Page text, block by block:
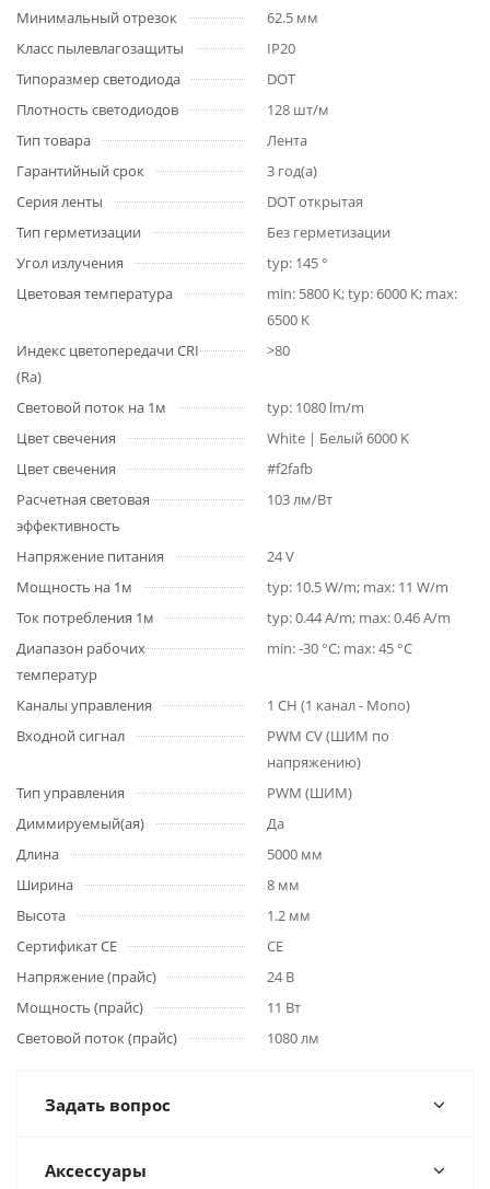
Минимальный отрезок
62.5 мм
Класс пылевлагозащиты
IP20
Типоразмер светодиода
DOT
Плотность светодиодов
128 шт/м
Тип товара
Лента
Гарантийный срок
3 год(а)
Серия ленты
DOT открытая
Тип герметизации
Без герметизации
Угол излучения
typ: 145 °
Цветовая температура
min: 5800 K; typ: 6000 K; max:
6500 K
Индекс цветопередачи CRI
(Ra)
>80
Световой поток на 1м
typ: 1080 lm/m
Цвет свечения
White | Белый 6000 K
Цвет свечения
#f2fafb
Расчетная световая
эффективность
103 лм/Вт
Напряжение питания
24 V
Мощность на 1м
typ: 10.5 W/m; max: 11 W/m
Ток потребления 1м
typ: 0.44 A/m; max: 0.46 A/m
Диапазон рабочих
температур
min: -30 °C; max: 45 °C
Каналы управления
1 CH (1 канал - Mono)
Входной сигнал
PWM СV (ШИМ по
напряжению)
Тип управления
PWM (ШИМ)
Диммируемый(ая)
Да
Длина
5000 мм
Ширина
8 мм
Высота
1.2 мм
Сертификат CE
CE
Напряжение (прайс)
24 В
Мощность (прайс)
11 Вт
Световой поток (прайс)
1080 лм
Задать вопрос
Аксессуары